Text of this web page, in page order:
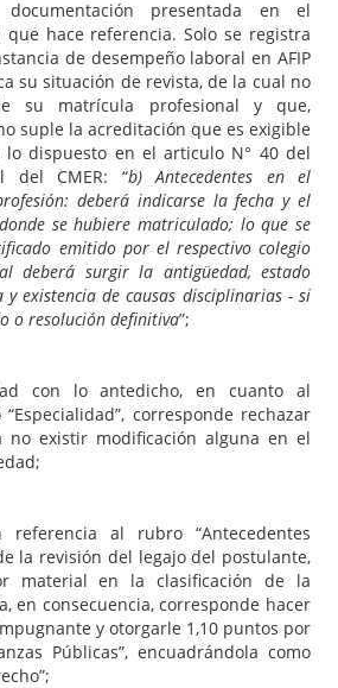
presentada en el
hace referencia. Solo se registra
de desempeño laboral en AFIP
su situación de revista, de la cual no
su matrícula profesional y que,
suple la acreditación que es exigible
dispuesto en el articulo N° 40 del
del CMER: “b) Antecedentes en el
deberá indicarse la fecha y el
se hubiere matriculado; lo que se
emitido por el respectivo colegio
deberá surgir la antigüedad, estado
existencia de causas disciplinarias - si
o resolución definitiva”;
con lo antedicho, en cuanto al
corresponde rechazar
no existir modificación alguna en el
referencia al rubro “Antecedentes
la revisión del legajo del postulante,
material en la clasificación de la
en consecuencia, corresponde hacer
y otorgarle 1,10 puntos por
Públicas”, encuadrándola como